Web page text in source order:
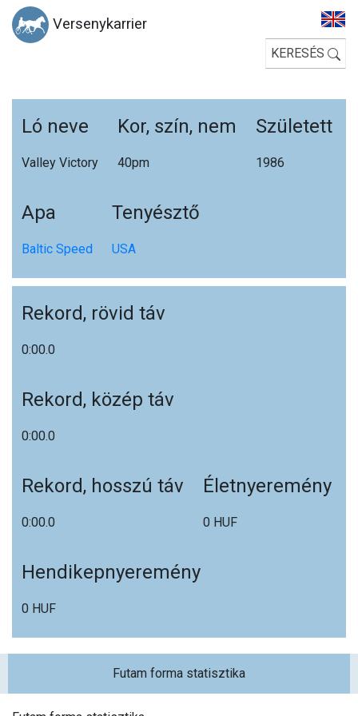
Versenykarrier
KERESÉS
Ló neve
Valley Victory
Kor, szín, nem
40pm
Született
1986
Apa
Baltic Speed
Tenyésztő
USA
Rekord, rövid táv
0:00.0
Rekord, közép táv
0:00.0
Rekord, hosszú táv
0:00.0
Életnyeremény
0 HUF
Hendikepnyeremény
0 HUF
Futam forma statisztika